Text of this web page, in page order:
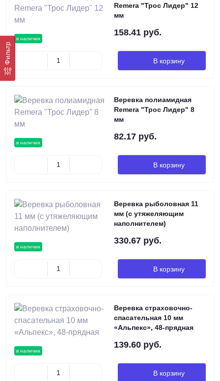
Фильтр
в наличии
Remera "Трос Лидер" 12
мм
158.41 руб.
В корзину
в наличии
Веревка полиамидная
Remera "Трос Лидер" 8
мм
82.17 руб.
В корзину
в наличии
Веревка рыболовная 11
мм (с утяжеляющим
наполнителем)
330.67 руб.
В корзину
в наличии
Веревка страховочно-
спасательная 10 мм
«Альпекс», 48-прядная
139.60 руб.
В корзину